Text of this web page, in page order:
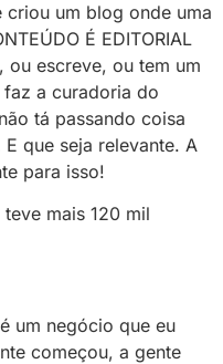
criou um blog onde uma
É EDITORIAL
ou escreve, ou tem um
a curadoria do
tá passando coisa
que seja relevante. A
para isso!
mais 120 mil
um negócio que eu
começou, a gente